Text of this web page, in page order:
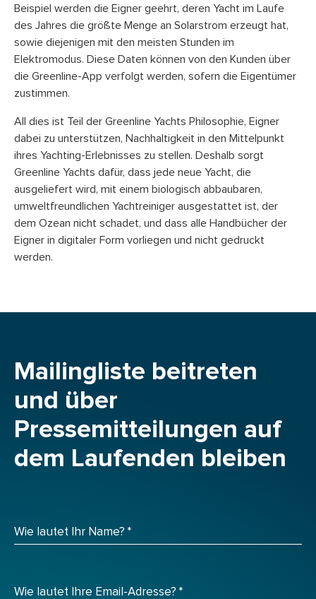
Beispiel werden die Eigner geehrt, deren Yacht im Laufe
des Jahres die größte Menge an Solarstrom erzeugt hat,
sowie diejenigen mit den meisten Stunden im
Elektromodus. Diese Daten können von den Kunden über
die Greenline-App verfolgt werden, sofern die Eigentümer
zustimmen.
All dies ist Teil der Greenline Yachts Philosophie, Eigner
dabei zu unterstützen, Nachhaltigkeit in den Mittelpunkt
ihres Yachting-Erlebnisses zu stellen. Deshalb sorgt
Greenline Yachts dafür, dass jede neue Yacht, die
ausgeliefert wird, mit einem biologisch abbaubaren,
umweltfreundlichen Yachtreiniger ausgestattet ist, der
dem Ozean nicht schadet, und dass alle Handbücher der
Eigner in digitaler Form vorliegen und nicht gedruckt
werden.
Mailingliste beitreten
und über
Pressemitteilungen auf
dem Laufenden bleiben
Wie lautet Ihr Name? *
Wie lautet Ihre Email-Adresse? *